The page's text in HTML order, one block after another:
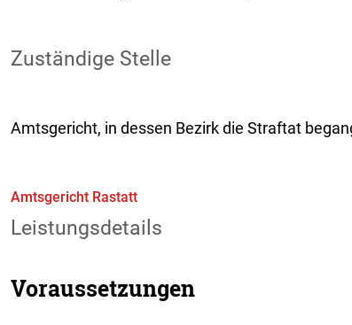
Zuständige Stelle
Amtsgericht, in dessen Bezirk die Straftat
Amtsgericht Rastatt
Leistungsdetails
Voraussetzungen